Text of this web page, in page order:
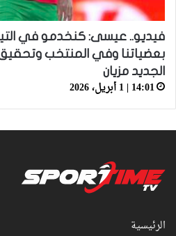
فيديو.. عيسى: كنخدمو في
بعضياتنا وفي المنتخب
الجديد مزيان
14:01 | 1 أبريل، 2026
الرئيسية